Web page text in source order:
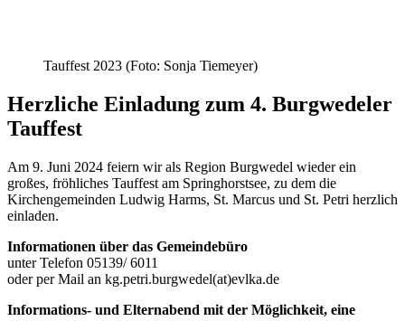
Tauffest 2023 (Foto: Sonja Tiemeyer)
Herzliche Einladung zum 4. Burgwedeler
Tauffest
Am 9. Juni 2024 feiern wir als Region Burgwedel wieder ein
großes, fröhliches Tauffest am Springhorstsee, zu dem die
Kirchengemeinden Ludwig Harms, St. Marcus und St. Petri herzlich
einladen.
Informationen über das Gemeindebüro
unter Telefon 05139/ 6011
oder per Mail an kg.petri.burgwedel(at)evlka.de
Informations- und Elternabend mit der Möglichkeit, eine